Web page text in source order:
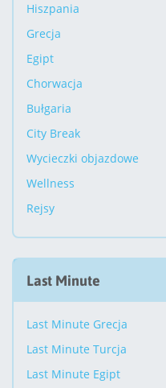
Hiszpania
Grecja
Egipt
Chorwacja
Bułgaria
City Break
Wycieczki objazdowe
Wellness
Rejsy
Last Minute
Last Minute Grecja
Last Minute Turcja
Last Minute Egipt